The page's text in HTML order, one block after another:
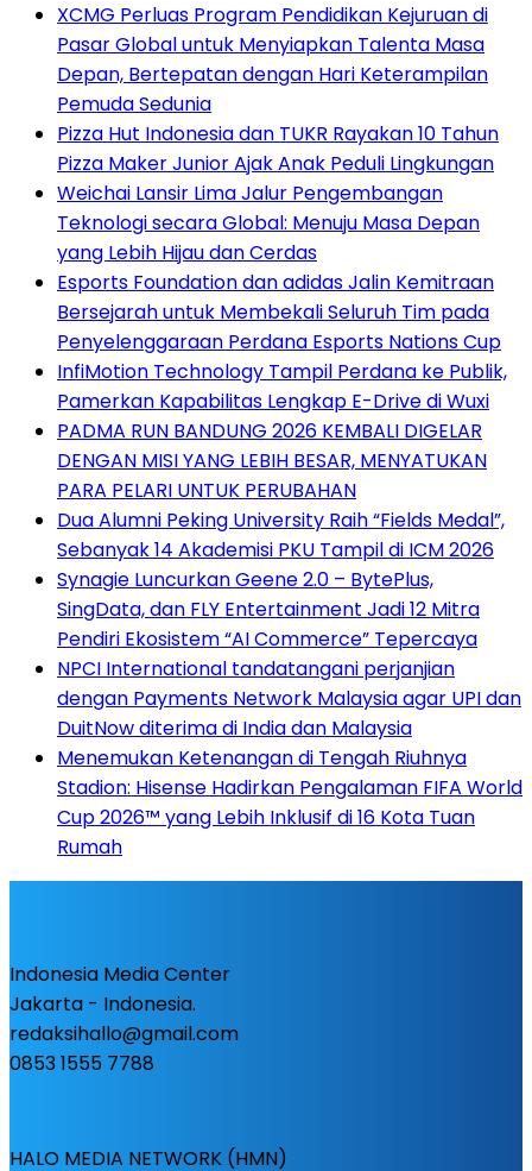
XCMG Perluas Program Pendidikan Kejuruan di
Pasar Global untuk Menyiapkan Talenta Masa
Depan, Bertepatan dengan Hari Keterampilan
Pemuda Sedunia
Pizza Hut Indonesia dan TUKR Rayakan 10 Tahun
Pizza Maker Junior Ajak Anak Peduli Lingkungan
Weichai Lansir Lima Jalur Pengembangan
Teknologi secara Global: Menuju Masa Depan
yang Lebih Hijau dan Cerdas
Esports Foundation dan adidas Jalin Kemitraan
Bersejarah untuk Membekali Seluruh Tim pada
Penyelenggaraan Perdana Esports Nations Cup
InfiMotion Technology Tampil Perdana ke Publik,
Pamerkan Kapabilitas Lengkap E-Drive di Wuxi
PADMA RUN BANDUNG 2026 KEMBALI DIGELAR
DENGAN MISI YANG LEBIH BESAR, MENYATUKAN
PARA PELARI UNTUK PERUBAHAN
Dua Alumni Peking University Raih “Fields Medal”,
Sebanyak 14 Akademisi PKU Tampil di ICM 2026
Synagie Luncurkan Geene 2.0 – BytePlus,
SingData, dan FLY Entertainment Jadi 12 Mitra
Pendiri Ekosistem “AI Commerce” Tepercaya
NPCI International tandatangani perjanjian
dengan Payments Network Malaysia agar UPI dan
DuitNow diterima di India dan Malaysia
Menemukan Ketenangan di Tengah Riuhnya
Stadion: Hisense Hadirkan Pengalaman FIFA World
Cup 2026™ yang Lebih Inklusif di 16 Kota Tuan
Rumah
Indonesia Media Center
Jakarta - Indonesia.
redaksihallo@gmail.com
0853 1555 7788
HALO MEDIA NETWORK (HMN)